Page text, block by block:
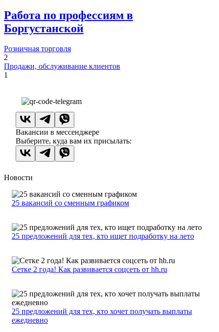
Работа по профессиям в
Боргустанской
Розничная торговля
2
Продажи, обслуживание клиентов
1
Вакансии в мессенджере
Выберите, куда вам их присылать:
Новости
25 вакансий со сменным графиком
25 предложений для тех, кто ищет подработку на лето
Сетке 2 года! Как развивается соцсеть от hh.ru
25 предложений для тех, кто хочет получать выплаты
ежедневно